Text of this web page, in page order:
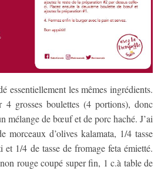
essentiellement les mêmes ingrédients.
4 grosses boulettes (4 portions), donc
mélange de bœuf et de porc haché. J’ai
morceaux d’olives kalamata, 1/4 tasse
1/4 de tasse de fromage feta émietté.
rouge coupé super fin, 1 c.à table de